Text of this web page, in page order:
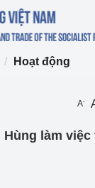
Hoạt động
A-
làm việc